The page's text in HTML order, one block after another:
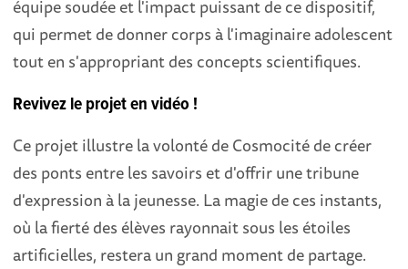
équipe soudée et l'impact puissant de ce dispositif,
qui permet de donner corps à l'imaginaire adolescent
tout en s'appropriant des concepts scientifiques.
Revivez le projet en vidéo !
Ce projet illustre la volonté de Cosmocité de créer
des ponts entre les savoirs et d'offrir une tribune
d'expression à la jeunesse. La magie de ces instants,
où la fierté des élèves rayonnait sous les étoiles
artificielles, restera un grand moment de partage.